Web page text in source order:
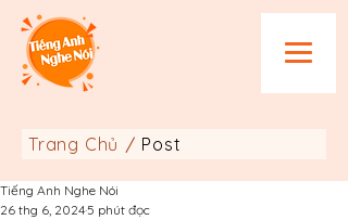
Trang Chủ / Post
Tiếng Anh Nghe Nói
26 thg 6, 20245 phút đọc